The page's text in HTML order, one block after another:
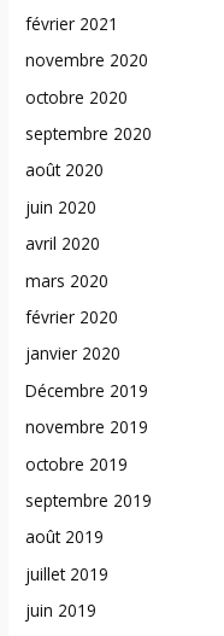
février 2021
novembre 2020
octobre 2020
septembre 2020
août 2020
juin 2020
avril 2020
mars 2020
février 2020
janvier 2020
Décembre 2019
novembre 2019
octobre 2019
septembre 2019
août 2019
juillet 2019
juin 2019